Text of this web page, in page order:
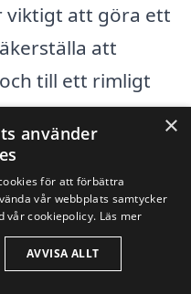
viktigt att göra ett
att
till ett rimligt
kan du
Vi gör det
olika offerter
för just dina
×
använder
för att förbättra
vår webbplats samtycker
vår cookiepolicy. Läs mer
AVVISA ALLT